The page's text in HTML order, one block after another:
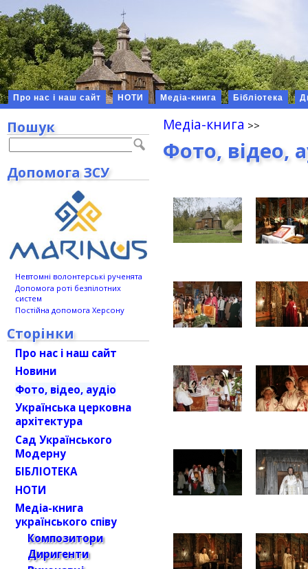
Про нас і наш сайт НОТИ Медіа-книга Бібліотека
Медіа-книга
Фото, відео,
Пошук
Допомога ЗСУ
Невтомні волонтерські рученята
Допомога роті безпілотних
систем
Постійна допомога Херсону
Сторінки
Про нас і наш сайт
Новини
Фото, відео, аудіо
Українська церковна
архітектура
Сад Українського
Модерну
БІБЛІОТЕКА
НОТИ
Медіа-книга
українського співу
Композитори
Диригенти